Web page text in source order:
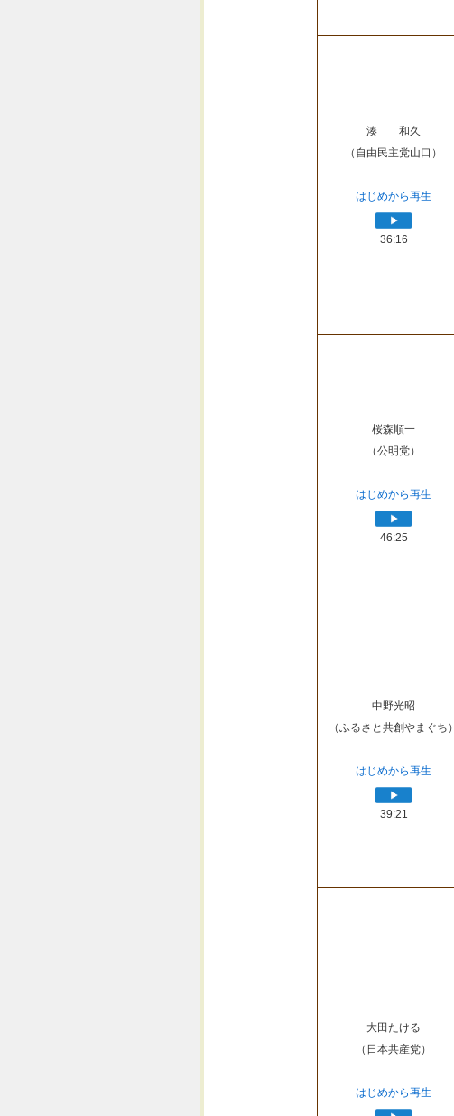
湊 和久
（自由民主党山口）
はじめから再生
36:16
桜森順一
（公明党）
はじめから再生
46:25
中野光昭
（ふるさと共創やまぐち）
はじめから再生
39:21
大田たける
（日本共産党）
はじめから再生